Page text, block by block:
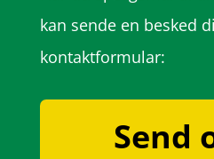
kan sende en besked
kontaktformular:
Send